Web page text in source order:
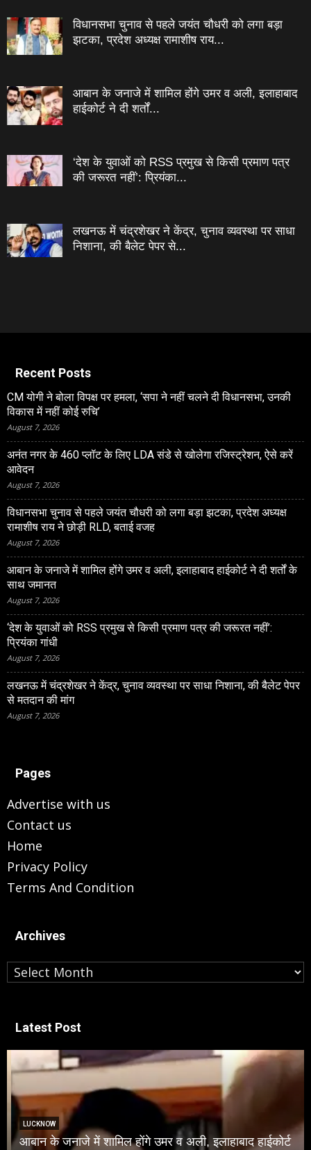
विधानसभा चुनाव से पहले जयंत चौधरी को लगा बड़ा
झटका, प्रदेश अध्यक्ष रामाशीष राय...
आबान के जनाजे में शामिल होंगे उमर व अली, इलाहाबाद
हाईकोर्ट ने दी शर्तों...
‘देश के युवाओं को RSS प्रमुख से किसी प्रमाण पत्र
की जरूरत नहीं’: प्रियंका...
लखनऊ में चंद्रशेखर ने केंद्र, चुनाव व्यवस्था पर साधा
निशाना, की बैलेट पेपर से...
Recent Posts
CM योगी ने बोला विपक्ष पर हमला, ‘सपा ने नहीं चलने दी विधानसभा, उनकी
विकास में नहीं कोई रुचि’
August 7, 2026
अनंत नगर के 460 प्‍लॉट के लिए LDA संडे से खोलेगा रजिस्‍ट्रेशन, ऐसे करें
आवेदन
August 7, 2026
विधानसभा चुनाव से पहले जयंत चौधरी को लगा बड़ा झटका, प्रदेश अध्यक्ष
रामाशीष राय ने छोड़ी RLD, बताई वजह
August 7, 2026
आबान के जनाजे में शामिल होंगे उमर व अली, इलाहाबाद हाईकोर्ट ने दी शर्तों के
साथ जमानत
August 7, 2026
‘देश के युवाओं को RSS प्रमुख से किसी प्रमाण पत्र की जरूरत नहीं’:
प्रियंका गांधी
August 7, 2026
लखनऊ में चंद्रशेखर ने केंद्र, चुनाव व्यवस्था पर साधा निशाना, की बैलेट पेपर
से मतदान की मांग
August 7, 2026
Pages
Advertise with us
Contact us
Home
Privacy Policy
Terms And Condition
Archives
Archives
Latest Post
LUCKNOW
आबान के जनाजे में शामिल होंगे उमर व अली, इलाहाबाद हाईकोर्ट